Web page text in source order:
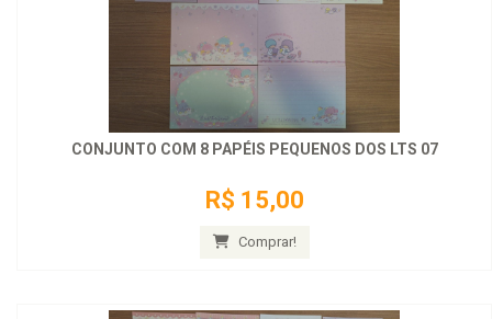
CONJUNTO COM 8 PAPÉIS PEQUENOS DOS LTS 07
R$ 15,00
Comprar!